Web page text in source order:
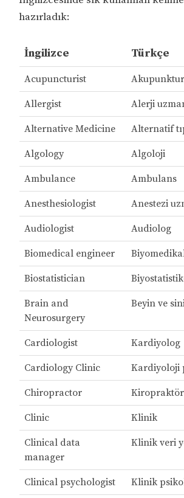
hazırladık:
İngilizce Türkçe
Acupuncturist
Allergist Alerji
Alternative Medicine Alternatif
Algology Algoloji
Ambulance Ambulans
Anesthesiologist Anestezi
Audiologist Audiolog
Biomedical engineer
Biostatistician
Brain and
Neurosurgery
Beyin ve
Cardiologist Kardiyolog
Cardiology Clinic Kardiyoloji
Chiropractor Kiropraktör
Clinic Klinik
Clinical data
manager
Klinik veri
Clinical psychologist Klinik